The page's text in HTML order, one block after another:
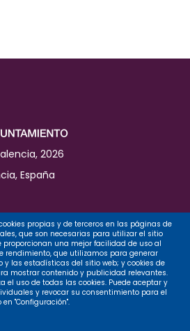
2026
España
propias y de terceros en las páginas de
que son necesarias para utilizar el sitio
proporcionan una mejor facilidad de uso al
rendimiento, que utilizamos para generar
y las estadísticas del sitio web; y cookies de
mostrar contenido y publicidad relevantes.
el uso de todas las cookies. Puede aceptar y
y revocar su consentimiento para el
"Configuración".